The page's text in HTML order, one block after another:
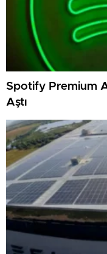
Spotify Premium
Aştı